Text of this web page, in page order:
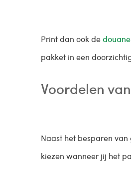
Print dan ook de
pakket in een
Voordelen
Naast het besparen
kiezen wanneer jij het